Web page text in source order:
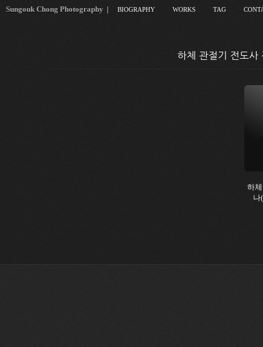
Sungouk Chong Photography | BIOGRAPHY WORKS TAG
하체 관절기 전도
하
나